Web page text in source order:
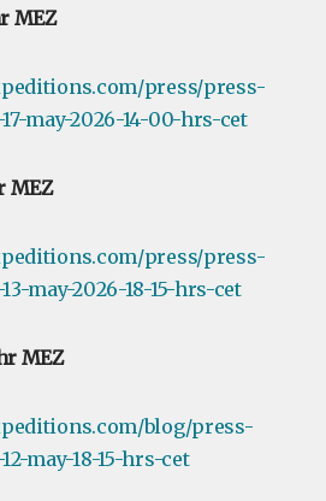
MEZ
press/press-
may-2026-14-00-hrs-cet
MEZ
press/press-
may-2026-18-15-hrs-cet
MEZ
blog/press-
may-18-15-hrs-cet